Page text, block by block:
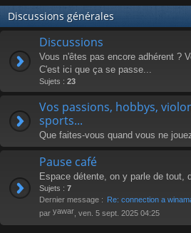
Discussions générales
Discussions
Vous n'êtes pas encore adhérent ?
C'est ici que ça se passe...
Sujets : 23
Vos passions, hobbys,
sports...
Que faites-vous quand vous ne
Pause café
Espace détente, on y parle de tout,
Sujets : 7
Dernier message : Re: connection a
par yawar , ven. 5 sept. 2025 04:25